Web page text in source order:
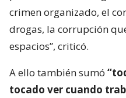
crimen organizado, el
drogas, la corrupción
espacios”, criticó.
A ello también sumó
tocado ver cuando